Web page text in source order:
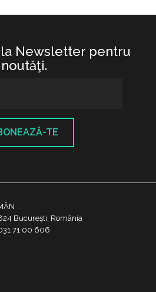
Newsletter pentru
noutăţi.
TE
București, România
71 00 606